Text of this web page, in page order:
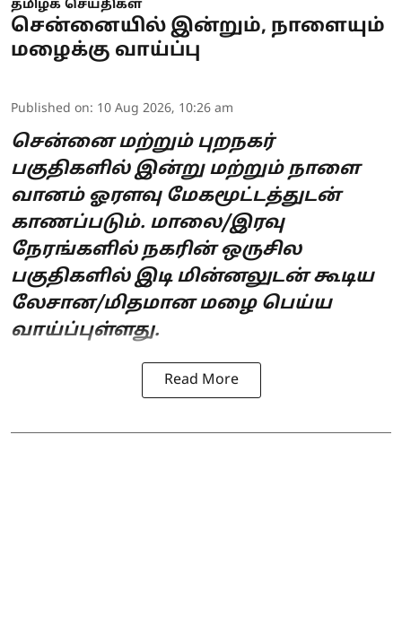
தமிழக செய்திகள்
சென்னையில் இன்றும், நாளையும்
மழைக்கு வாய்ப்பு
Published on: 10 Aug 2026, 10:26 am
சென்னை மற்றும் புறநகர்
பகுதிகளில் இன்று மற்றும் நாளை
வானம் ஓரளவு மேகமூட்டத்துடன்
காணப்படும். மாலை/இரவு
நேரங்களில் நகரின் ஒருசில
பகுதிகளில் இடி மின்னலுடன் கூடிய
லேசான/மிதமான மழை பெய்ய
வாய்ப்புள்ளது.
Read More